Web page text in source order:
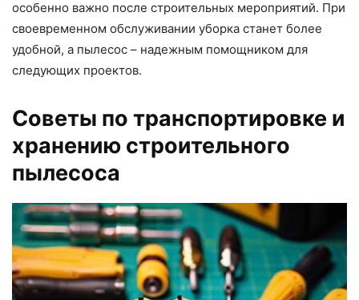
особенно важно после строительных мероприятий. При
своевременном обслуживании уборка станет более
удобной, а пылесос – надежным помощником для
следующих проектов.
Советы по транспортировке и
хранению строительного
пылесоса